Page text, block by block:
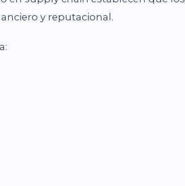
y reputacional.